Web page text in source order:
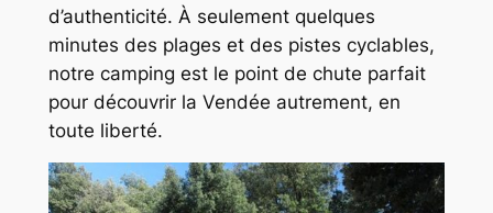
d’authenticité. À seulement quelques
minutes des plages et des pistes cyclables,
notre camping est le point de chute parfait
pour découvrir la Vendée autrement, en
toute liberté.